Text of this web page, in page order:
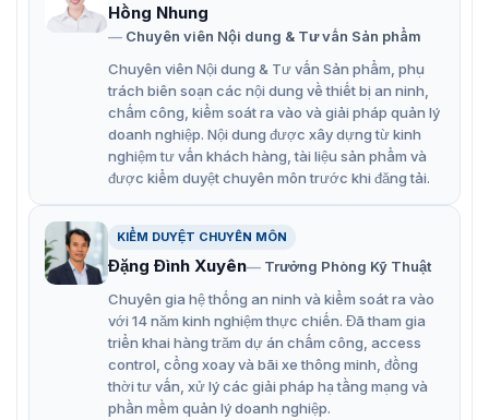
Các phiên bản có sẵn
DS-
DS-
DS-
DS-K7F01-P sử dụng kính acrylic trong hàng rào phân
làn, nó tạo ra một tầm nhìn rõ ràng và truyền ánh sáng,
cho phép người dùng nhìn thấy và cảm nhận không gian
xung quanh một cách tự nhiên. Kính acrylic có độ bền
cao và khả năng chống trầy xước tốt, làm cho nó lựa
chọn phổ biến cho việc tạo hàng rào phân làn trong các
môi trường công cộng.
Hồng Nhung
Chuyên viên Nội dung & Tư vấn Sản phẩm
Chuyên viên Nội dung & Tư vấn Sản phẩm, phụ
trách biên soạn các nội dung về thiết bị an ninh,
chấm công, kiểm soát ra vào và giải pháp quản lý
doanh nghiệp. Nội dung được xây dựng từ kinh
nghiệm tư vấn khách hàng, tài liệu sản phẩm và
được kiểm duyệt chuyên môn trước khi đăng tải.
KIỂM DUYỆT CHUYÊN MÔN
Đặng Đình Xuyên
Trưởng Phòng Kỹ Thuật
Chuyên gia hệ thống an ninh và kiểm soát ra vào
với 14 năm kinh nghiệm thực chiến. Đã tham gia
triển khai hàng trăm dự án chấm công, access
control, cổng xoay và bãi xe thông minh, đồng
thời tư vấn, xử lý các giải pháp hạ tầng mạng và
phần mềm quản lý doanh nghiệp.